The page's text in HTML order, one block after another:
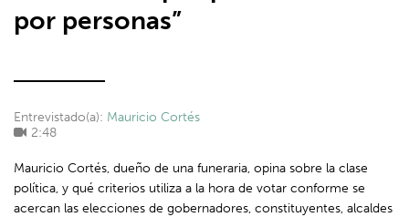
por personas”
Entrevistado(a): Mauricio Cortés
2:48
Mauricio Cortés, dueño de una funeraria, opina sobre la clase
política, y qué criterios utiliza a la hora de votar conforme se
acercan las elecciones de gobernadores, constituyentes, alcaldes